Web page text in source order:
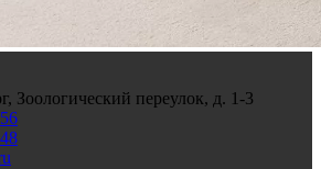
Зоологический переулок, д. 1-3